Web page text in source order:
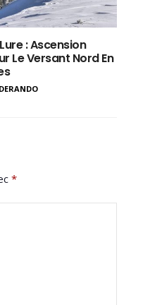
: Ascension
Le Versant Nord En
*